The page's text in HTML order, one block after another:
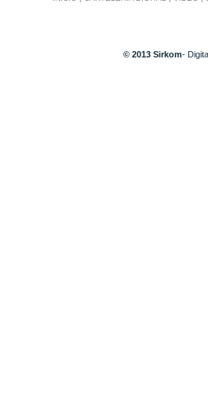
© 2013 Sirkom-